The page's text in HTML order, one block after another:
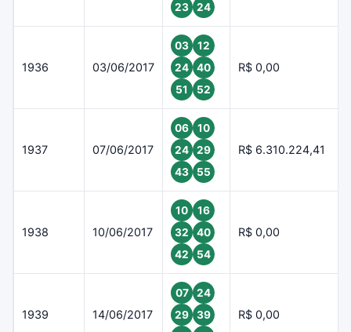
23
24
1936 03/06/2017
03
12
24
40
51
52
R$ 0,00
1937 07/06/2017
06
10
24
29
43
55
R$ 6.310.224,41
1938 10/06/2017
10
16
32
40
42
54
R$ 0,00
1939 14/06/2017
07
24
29
39
R$ 0,00